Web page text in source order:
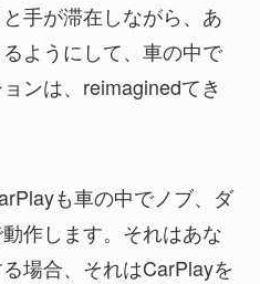
手が滞在しながら、あ
ようにして、車の中で
ンは、reimaginedてき
も車の中でノブ、ダ
作します。それはあな
場合、それはCarPlayを